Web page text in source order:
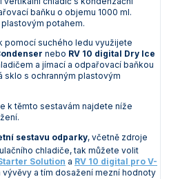
baňku o objemu 1000 ml.
plastovým potahem.
pomocí suchého ledu využijete
nebo RV 10 digital Dry Ice
a jímací a odpařovací baňkou
sklo s ochranným plastovým
k těmto sestavám najdete níže
sestavu odparky, včetně zdroje
chladiče, tak můžete volit
Solution a RV 10 digital pro V-
vývěvy a tím dosažení mezní hodnoty